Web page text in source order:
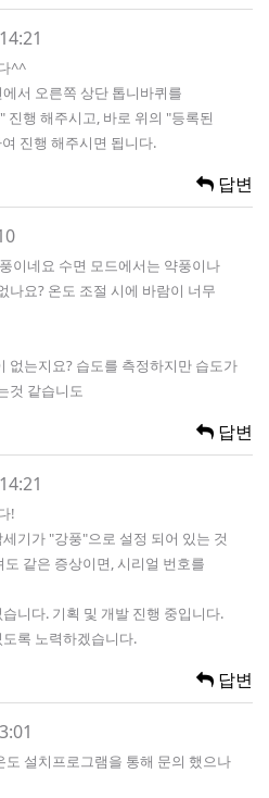
^^
서 오른쪽 상단 톱니바퀴를
행 해주시고, 바로 위의 "등록된
진행 해주시면 됩니다.
답변
이네요 수면 모드에서는 약풍이나
나요? 온도 조절 시에 바람이 너무
없는지요? 습도를 측정하지만 습도가
것 같습니도
답변
!
기가 "강풍"으로 설정 되어 있는 것
같은 증상이면, 시리얼 번호를
니다. 기획 및 개발 진행 중입니다.
록 노력하겠습니다.
답변
설치프로그램을 통해 문의 했으나